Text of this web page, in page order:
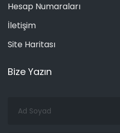
Hesap Numaraları
İletişim
Site Haritası
Bize Yazın
Soyad